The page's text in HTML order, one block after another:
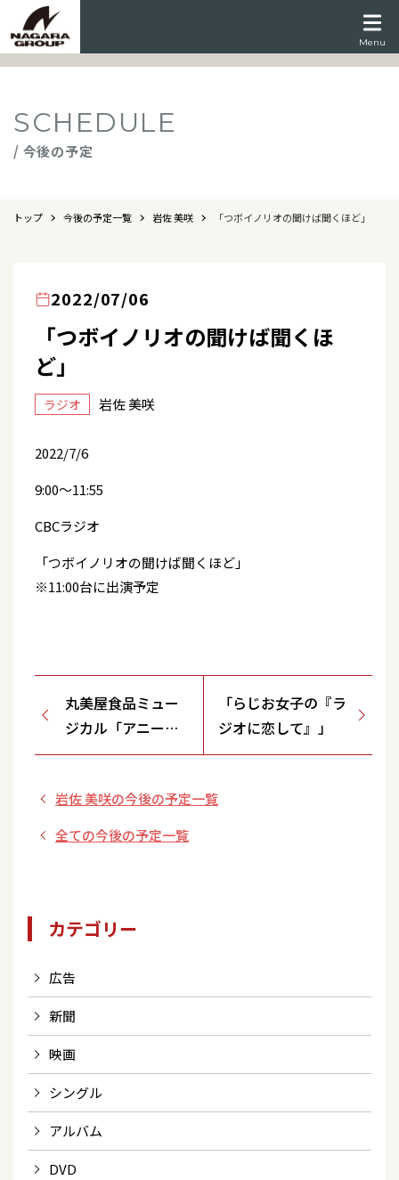
Menu
SCHEDULE
/ 今後の予定
トップ 今後の予定一覧 岩佐 美咲 「つボイノリオの聞けば聞くほど」
2022/07/06
「つボイノリオの聞けば聞くほ
ど」
ラジオ 岩佐 美咲
2022/7/6
9:00～11:55
CBCラジオ
「つボイノリオの聞けば聞くほど」
※11:00台に出演予定
丸美屋食品ミュー
ジカル「アニー」
地方公演決定！
「らじお女子の『ラ
ジオに恋して』」
岩佐 美咲の今後の予定一覧
全ての今後の予定一覧
カテゴリー
広告
新聞
映画
シングル
アルバム
DVD